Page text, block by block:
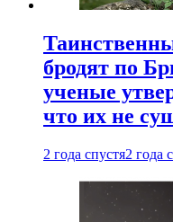
бродят по
ученые
что их не
2 года спустя2 года